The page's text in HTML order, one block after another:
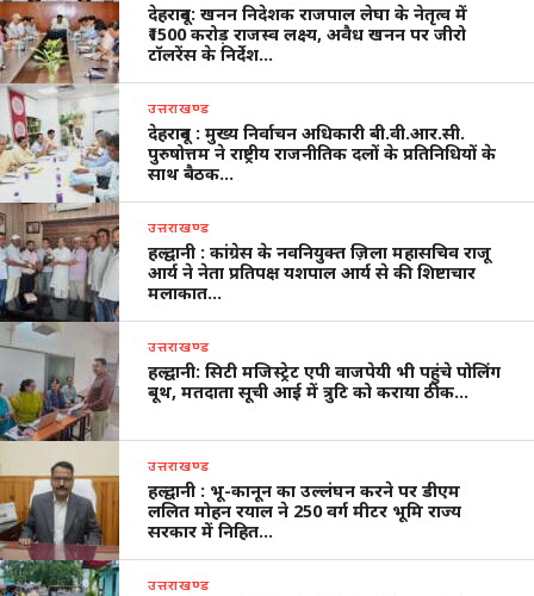
देहरादून: खनन निदेशक राजपाल लेघा के नेतृत्व में
₹1500 करोड़ राजस्व लक्ष्य, अवैध खनन पर जीरो
टॉलरेंस के निर्देश…
उत्तराखण्ड
देहरादून : मुख्य निर्वाचन अधिकारी बी.वी.आर.सी.
पुरुषोत्तम ने राष्ट्रीय राजनीतिक दलों के प्रतिनिधियों के
साथ बैठक…
उत्तराखण्ड
हल्द्वानी : कांग्रेस के नवनियुक्त ज़िला महासचिव राजू
आर्य ने नेता प्रतिपक्ष यशपाल आर्य से की शिष्टाचार
मलाकात…
उत्तराखण्ड
हल्द्वानी: सिटी मजिस्ट्रेट एपी वाजपेयी भी पहुंचे पोलिंग
बूथ, मतदाता सूची आई में त्रुटि को कराया ठीक…
उत्तराखण्ड
हल्द्वानी : भू-कानून का उल्लंघन करने पर डीएम
ललित मोहन रयाल ने 250 वर्ग मीटर भूमि राज्य
सरकार में निहित…
उत्तराखण्ड